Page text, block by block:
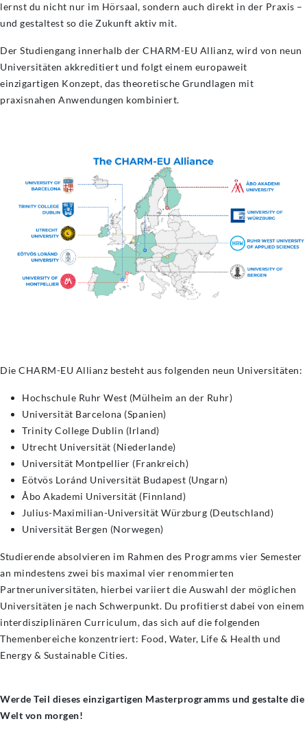
lernst du nicht nur im Hörsaal, sondern auch direkt in der Praxis –
und gestaltest so die Zukunft aktiv mit.
Der Studiengang innerhalb der CHARM-EU Allianz, wird von neun
Universitäten akkreditiert und folgt einem europaweit
einzigartigen Konzept, das theoretische Grundlagen mit
praxisnahen Anwendungen kombiniert.
Die CHARM-EU Allianz besteht aus folgenden neun Universitäten:
Hochschule Ruhr West (Mülheim an der Ruhr)
Universität Barcelona (Spanien)
Trinity College Dublin (Irland)
Utrecht Universität (Niederlande)
Universität Montpellier (Frankreich)
Eötvös Loránd Universität Budapest (Ungarn)
Åbo Akademi Universität (Finnland)
Julius-Maximilian-Universität Würzburg (Deutschland)
Universität Bergen (Norwegen)
Studierende absolvieren im Rahmen des Programms vier Semester
an mindestens zwei bis maximal vier renommierten
Partneruniversitäten, hierbei variiert die Auswahl der möglichen
Universitäten je nach Schwerpunkt. Du profitierst dabei von einem
interdisziplinären Curriculum, das sich auf die folgenden
Themenbereiche konzentriert: Food, Water, Life & Health und
Energy & Sustainable Cities.
Werde Teil dieses einzigartigen Masterprogramms und gestalte die
Welt von morgen!